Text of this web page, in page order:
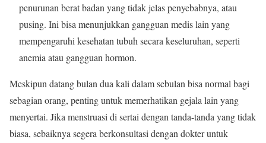
penurunan berat badan yang tidak jelas penyebabnya, atau
pusing. Ini bisa menunjukkan gangguan medis lain yang
mempengaruhi kesehatan tubuh secara keseluruhan, seperti
anemia atau gangguan hormon.
Meskipun datang bulan dua kali dalam sebulan bisa normal bagi
sebagian orang, penting untuk memerhatikan gejala lain yang
menyertai. Jika menstruasi di sertai dengan tanda-tanda yang tidak
biasa, sebaiknya segera berkonsultasi dengan dokter untuk